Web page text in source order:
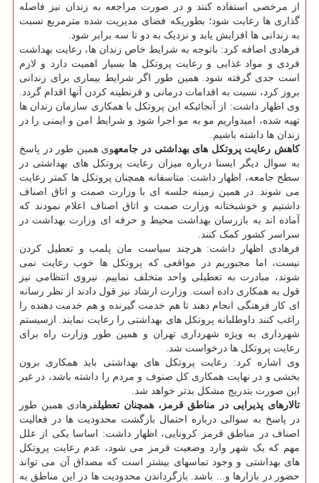
از مرخصی استفاده کنند و در صورت مراجعه به زندان نیز فاصله
گذاری ها رعایت شود؛ بطوریکه فضای مدیریت شده مترمربع نسبت
به زندانی ها افزایش یابد و نزدیک به دو تا سه برابر شود.
فرهادی اضافه کرد: باتوجه به شرایط خاص زندان ها، رعایت بهداشت
فردی و مواد غذایی و رعایت پروتکل ها بسیار اهمیت دارد و لازم
است جدی گرفته شود. همین طور اگر شرایط بیماری برای زندانی
بروز کرد، نسبت به اقدامات درمانی و قرنطینه کردن آنها اقدام گردد.
وی اظهار داشت: از آنجائیکه این پروتکل با همکاری سازمان زندان ها
تهیه شده، امیدواریم مو به مو اجرا شود و شرایط امن و ایمنی را در
زندان ها داشته باشیم.
کاهش رعایت پروتکل های بهداشتی در جامعهوی همین طور در پاسخ
به سوال دیگر ایسنا درباره میزان رعایت پروتکل های بهداشتی در
سطح جامعه، اظهار داشت: متاسفانه همچنان پروتکل ها کمتر رعایت
می شوند. در همین زمینه جلسه ای با وزارت صمت و اتاق اصناف
داشتیم و خوشبختانه وزارت صمت و اتاق اصناف اعلام نمودند که
آماده اند به بازرسان بهداشت محیط و حرفه ای وزارت بهداشت در
سراسر کشور کمک کنند.
فرهادی اظهار داشت: هرچند سیاست مان پلمب و تعطیل کردن
نیست، اما مجبوریم در مواقعی که پروتکل ها خوب رعایت نمی
شوند، مبادرت به تعطیلی واحد متخلف نماییم. نیروی انتظامی نیز
قول به همکاری داده است. وزارت ارشاد نیز قول دادند از نظر رسانه
ای کار فرهنگی انجام دهند تا هم خدمت گیرنده و هم خدمت دهنده را
راغب کنند داوطلبانه پروتکل های بهداشتی را رعایت نمایند. ازسیستم
شهرداری به ویژه شهرداری تهران و همین طور وزارت راه برای
رعایت پروتکل ها درخواست شد.
وی اشاره کرد: رعایت پروتکل های بهداشتی باید همکاری برون
بخشی و در نهایت همکاری کل صنوف و مردم را داشته باشد، در غیر
این صورت بتدریج مشکل بدتر خواهد شد.
تالارهای پذیرایی در مناطق قرمز، همچنان تعطیلفرهادی همین طور
در پاسخ به سوالی درباره احتمال بازگشت محدودیت ها در فعالیت
اصناف در مناطق قرمز کرونایی، اظهار داشت: اساسا یکی از علل
مهم که یک شهر وارد وضعیت قرمز می شود، عدم رعایت پروتکل
های بهداشتی و وجود تماسهای بیشتر است که مصداق آن می تواند
حضور در بازارها و... باشد. بازگرداندن محدودیت ها در این مناطق به